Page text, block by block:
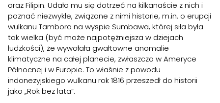
oraz Filipin. Udało mu się dotrzeć na kilkanaście z nich i
poznać niezwykłe, związane z nimi historie, m.in. o erupcji
wulkanu Tambora na wyspie Sumbawa, której siła była
tak wielka (być może najpotężniejsza w dziejach
ludzkości), że wywołała gwałtowne anomalie
klimatyczne na całej planecie, zwłaszcza w Ameryce
Północnej i w Europie. To właśnie z powodu
indonezyjskiego wulkanu rok 1816 przeszedł do historii
jako „Rok bez lata”.